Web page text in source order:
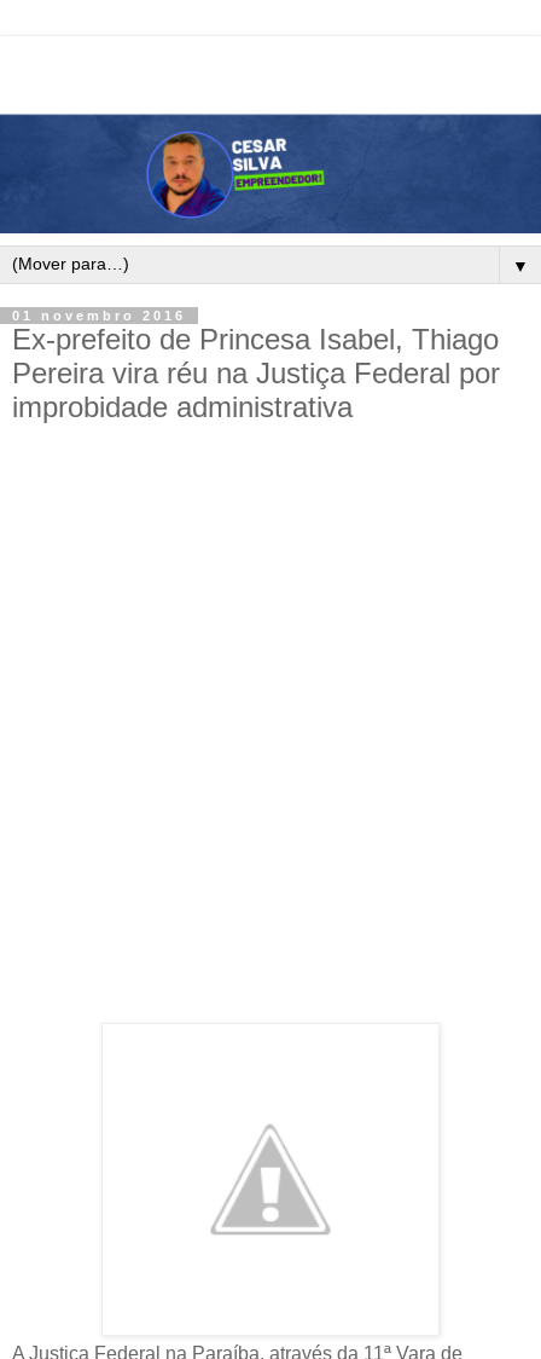
▼
01 novembro 2016
Ex-prefeito de Princesa Isabel, Thiago
Pereira vira réu na Justiça Federal por
improbidade administrativa
A Justiça Federal na Paraíba, através da 11ª Vara de